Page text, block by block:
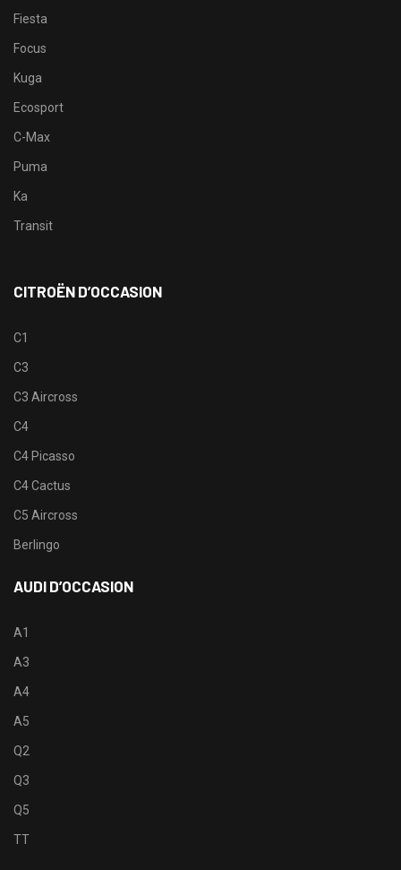
Fiesta
Focus
Kuga
Ecosport
C-Max
Puma
Ka
Transit
CITROËN D’OCCASION
C1
C3
C3 Aircross
C4
C4 Picasso
C4 Cactus
C5 Aircross
Berlingo
AUDI D’OCCASION
A1
A3
A4
A5
Q2
Q3
Q5
TT